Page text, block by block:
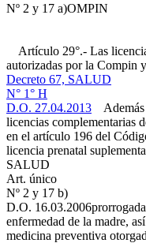
Nº 2 y 17 a)OMPIN
Artículo 29°.- Las
autorizadas por la Compin
Decreto 67, SALUD
N° 1° H
D.O. 27.04.2013 Además
licencias complementarias
en el artículo 196 del
licencia prenatal
SALUD
Art. único
Nº 2 y 17 b)
D.O. 16.03.2006
enfermedad de la madre,
medicina preventiva